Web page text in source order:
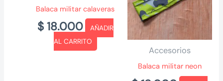
Balaca militar calaveras
$18.000
AÑADIR
AL CARRITO
Accesorios
Balaca militar neon